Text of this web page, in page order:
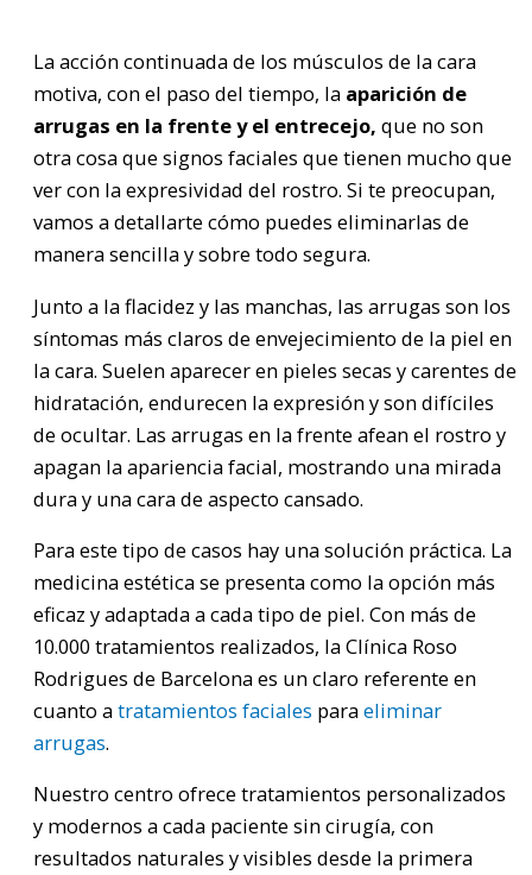
La acción continuada de los músculos de la cara
motiva, con el paso del tiempo, la aparición de
arrugas en la frente y el entrecejo, que no son
otra cosa que signos faciales que tienen mucho que
ver con la expresividad del rostro. Si te preocupan,
vamos a detallarte cómo puedes eliminarlas de
manera sencilla y sobre todo segura.
Junto a la flacidez y las manchas, las arrugas son los
síntomas más claros de envejecimiento de la piel en
la cara. Suelen aparecer en pieles secas y carentes de
hidratación, endurecen la expresión y son difíciles
de ocultar. Las arrugas en la frente afean el rostro y
apagan la apariencia facial, mostrando una mirada
dura y una cara de aspecto cansado.
Para este tipo de casos hay una solución práctica. La
medicina estética se presenta como la opción más
eficaz y adaptada a cada tipo de piel. Con más de
10.000 tratamientos realizados, la Clínica Roso
Rodrigues de Barcelona es un claro referente en
cuanto atratamientos faciales paraeliminar
arrugas.
Nuestro centro ofrece tratamientos personalizados
y modernos a cada paciente sin cirugía, con
resultados naturales y visibles desde la primera